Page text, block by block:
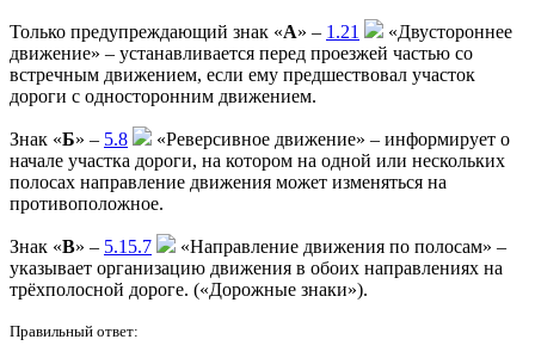
Только предупреждающий знак «А» – 1.21
«Двустороннее
движение» – устанавливается перед проезжей частью со
встречным движением, если ему предшествовал участок
дороги с односторонним движением.
Знак «Б» – 5.8
«Реверсивное движение» – информирует о
начале участка дороги, на котором на одной или нескольких
полосах направление движения может изменяться на
противоположное.
Знак «В» – 5.15.7
«Направление движения по полосам» –
указывает организацию движения в обоих направлениях на
трёхполосной дороге. («Дорожные знаки»).
Правильный ответ: